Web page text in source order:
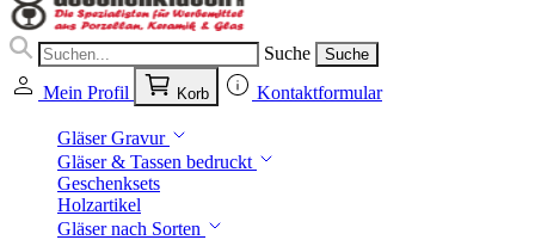
Suche Suche
Mein Profil Korb Kontaktformular
Gläser Gravur
Gläser & Tassen bedruckt
Geschenksets
Holzartikel
Gläser nach Sorten